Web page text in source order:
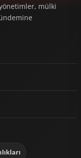
mülki